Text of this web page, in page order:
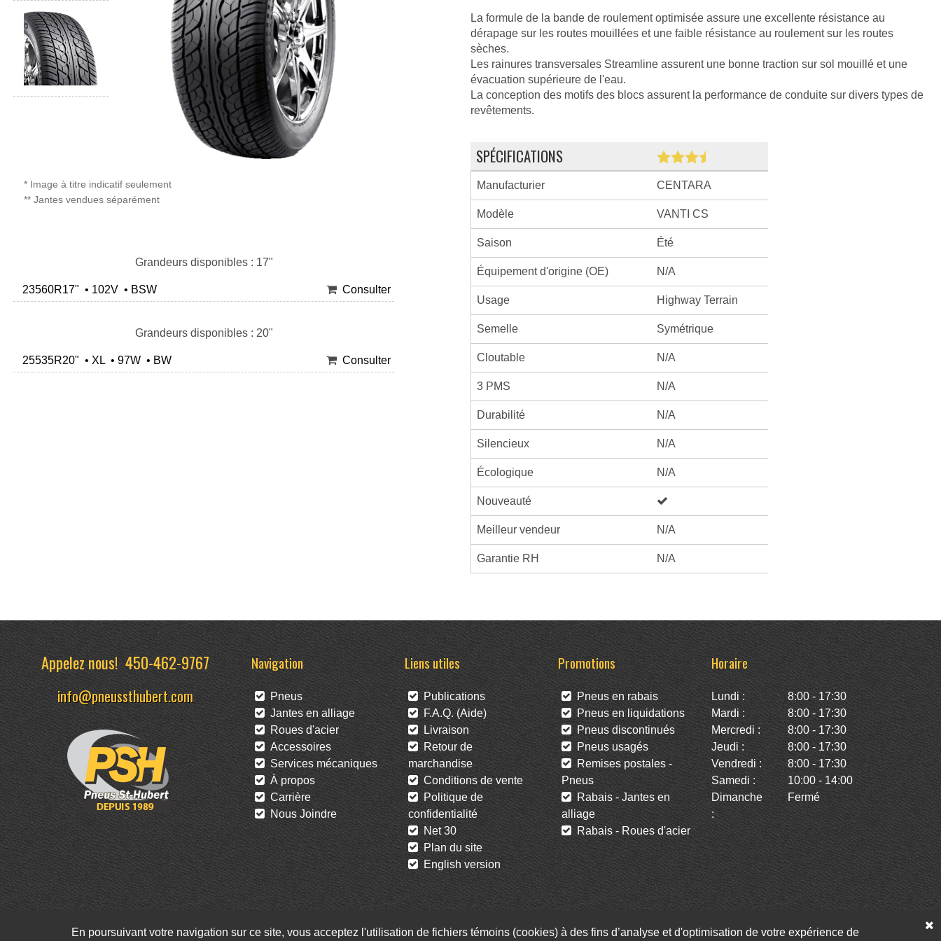
* Image à titre indicatif seulement
** Jantes vendues séparément
Grandeurs disponibles : 17"
23560R17" • 102V • BSW Consulter
Grandeurs disponibles : 20"
25535R20" • XL • 97W • BW Consulter
La formule de la bande de roulement optimisée assure une excellente résistance au
dérapage sur les routes mouillées et une faible résistance au roulement sur les routes
sèches.
Les rainures transversales Streamline assurent une bonne traction sur sol mouillé et une
évacuation supérieure de l'eau.
La conception des motifs des blocs assurent la performance de conduite sur divers types de
revêtements.
SPÉCIFICATIONS
Manufacturier CENTARA
Modèle VANTI CS
Saison Été
Équipement d'origine (OE) N/A
Usage Highway Terrain
Semelle Symétrique
Cloutable N/A
3 PMS N/A
Durabilité N/A
Silencieux N/A
Écologique N/A
Nouveauté
Meilleur vendeur N/A
Garantie RH N/A
Appelez nous!450-462-9767
info@pneussthubert.com
Navigation
Pneus
Jantes en alliage
Roues d'acier
Accessoires
Services mécaniques
À propos
Carrière
Nous Joindre
Liens utiles
Publications
F.A.Q. (Aide)
Livraison
Retour de
marchandise
Conditions de vente
Politique de
confidentialité
Net 30
Plan du site
English version
Promotions
Pneus en rabais
Pneus en liquidations
Pneus discontinués
Pneus usagés
Remises postales -
Pneus
Rabais - Jantes en
alliage
Rabais - Roues d'acier
Horaire
Lundi :
8:00 - 17:30
Mardi :
8:00 - 17:30
Mercredi :
8:00 - 17:30
Jeudi :
8:00 - 17:30
Vendredi :
8:00 - 17:30
Samedi :
10:00 - 14:00
Dimanche
:
Fermé
Facebook Twitter Infolettre
En poursuivant votre navigation sur ce site, vous acceptez l'utilisation de fichiers témoins (cookies) à des fins d’analyse et d'optimisation de votre expérience de